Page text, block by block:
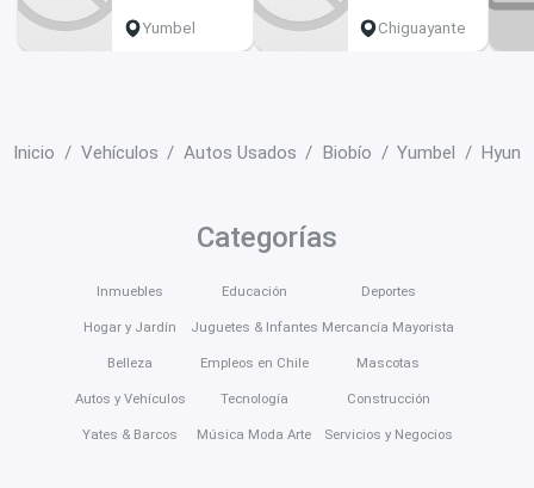
Yumbel Chiguayante
Inicio Vehículos Autos Usados Biobío Yumbel
Categorías
Inmuebles
Hogar y Jardín
Belleza
Autos y Vehículos
Yates & Barcos
Educación
Juguetes & Infantes
Empleos en Chile
Tecnología
Música Moda Arte
Deportes
Mercancía Mayorista
Mascotas
Construcción
Servicios y Negocios